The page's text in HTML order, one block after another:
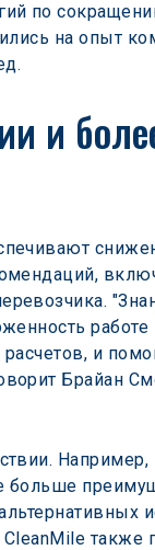
по
на опыт
и
и
Брайан
больше
также